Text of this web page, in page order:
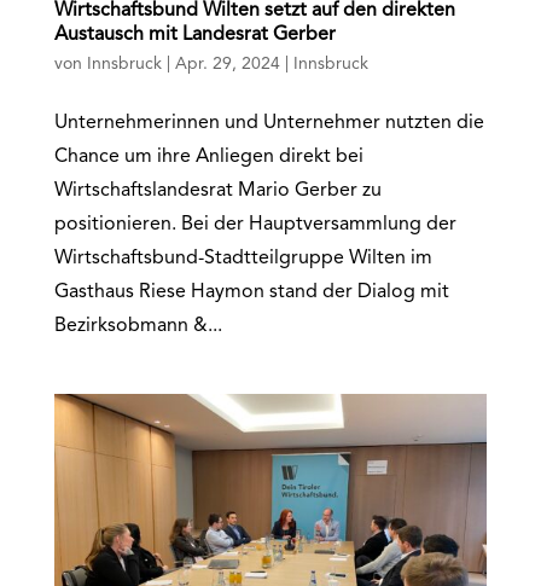
Wirtschaftsbund Wilten setzt auf den direkten
Austausch mit Landesrat Gerber
von Innsbruck| Apr. 29, 2024| Innsbruck
Unternehmerinnen und Unternehmer nutzten die
Chance um ihre Anliegen direkt bei
Wirtschaftslandesrat Mario Gerber zu
positionieren. Bei der Hauptversammlung der
Wirtschaftsbund-Stadtteilgruppe Wilten im
Gasthaus Riese Haymon stand der Dialog mit
Bezirksobmann &...